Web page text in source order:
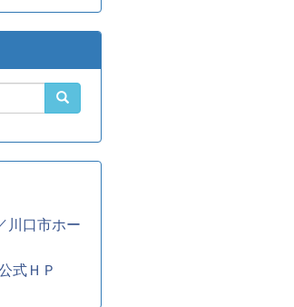
川口市ホー
式ＨＰ